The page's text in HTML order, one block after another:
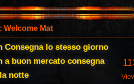
Welcome Mat
Consegna lo stesso giorno
a buon mercato consegna
notte